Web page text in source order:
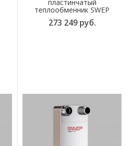
пластинчатый
теплообменник SWEP
273 249 руб.